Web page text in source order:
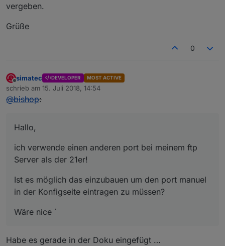
vergeben.
Grüße
0
Offline
simatec DEVELOPER MOST ACTIVE
schrieb am 15. Juli 2018, 14:54
zuletzt editiert von
@bishop:
Hallo,
ich verwende einen anderen port bei meinem ftp
Server als der 21er!
Ist es möglich das einzubauen um den port manuel
in der Konfigseite eintragen zu müssen?
Wäre nice `
Habe es gerade in der Doku eingefügt …